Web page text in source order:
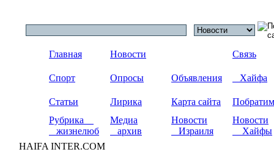
Главная Новости Связь
Спорт Опросы Объявления Хайфа
Статьи Лирика Карта сайта
Рубрика
жизнелюб
Медиа
архив
Новости
Израиля
Новости
Хайфы
HAIFA INTER.COM